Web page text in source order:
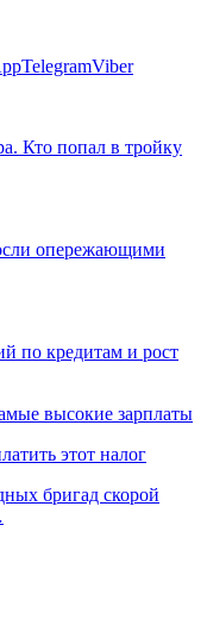
TelegramViber
Кто попал в тройку
опережающими
по кредитам и рост
высокие зарплаты
этот налог
бригад скорой